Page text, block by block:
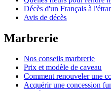
Décès d'un Français à
Avis de décès
Marbrerie
Nos conseils marbrerie
Prix et modèle de caveau
Comment renouveler une
Acquérir une concession